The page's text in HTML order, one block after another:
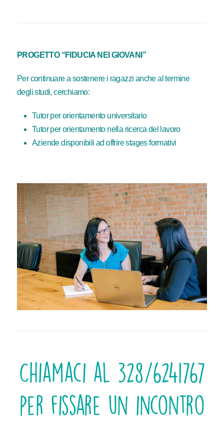
PROGETTO “FIDUCIA NEI GIOVANI”
Per continuare a sostenere i ragazzi anche al termine
degli studi, cerchiamo:
Tutor per orientamento universitario
Tutor per orientamento nella ricerca del lavoro
Aziende disponibili ad offrire stages formativi
Chiamaci al 328/6241767
per fissare un incontro